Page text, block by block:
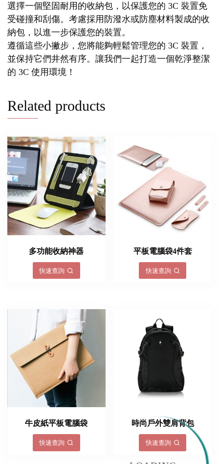
選擇一個堅固耐用的收納包，以保護您的 3C 裝置免
受碰撞和刮傷。考慮採用防潑水或防塵材料製成的收
納包，以進一步保護您的裝置。
遵循這些小撇步，您將能夠輕鬆管理您的 3C 裝置，
並保持它們井然有序。讓我們一起打造一個乾淨整潔
的 3C 使用環境！
Related products
多功能收納神器
快速查詢
平板電腦袋4件套
快速查詢
牛皮紙平板電腦袋
快速查詢
時尚戶外雙肩背包
快速查詢